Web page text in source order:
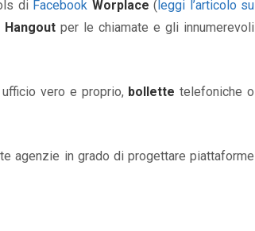
di Facebook Worplace (leggi l’articolo su
Hangout per le chiamate e gli innumerevoli
vero e proprio, bollette telefoniche o
agenzie in grado di progettare piattaforme